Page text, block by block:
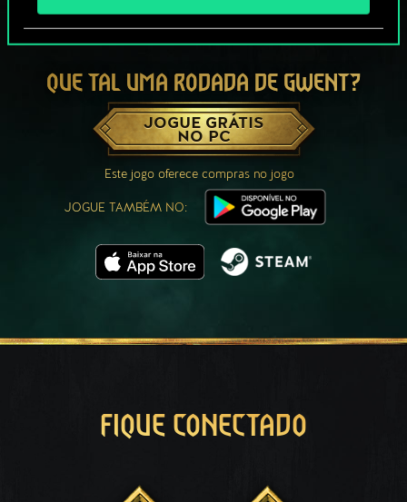
QUE TAL UMA RODADA DE GWENT?
JOGUE GRÁTIS
NO PC
Este jogo oferece compras no jogo
JOGUE TAMBÉM NO:
FIQUE CONECTADO